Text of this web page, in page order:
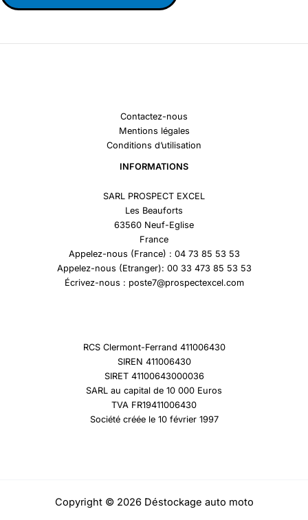
Contactez-nous
Mentions légales
Conditions d’utilisation
INFORMATIONS
SARL PROSPECT EXCEL
Les Beauforts
63560 Neuf-Eglise
France
Appelez-nous (France) : 04 73 85 53 53
Appelez-nous (Etranger): 00 33 473 85 53 53
Écrivez-nous : poste7@prospectexcel.com
RCS Clermont-Ferrand 411006430
SIREN 411006430
SIRET 41100643000036
SARL au capital de 10 000 Euros
TVA FR19411006430
Société créée le 10 février 1997
Copyright © 2026 Déstockage auto moto